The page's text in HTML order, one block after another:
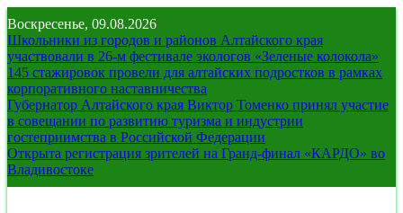
Перейти
к
содержимому
Воскресенье, 09.08.2026
Школьники из городов и районов Алтайского края
участвовали в 26-м фестивале экологов «Зеленые колокола»
145 стажировок провели для алтайских подростков в рамках
корпоративного наставничества
Губернатор Алтайского края Виктор Томенко принял участие
в совещании по развитию туризма и индустрии
гостеприимства в Российской Федерации
Открыта регистрация зрителей на Гранд-финал «КАРДО» во
Владивостоке